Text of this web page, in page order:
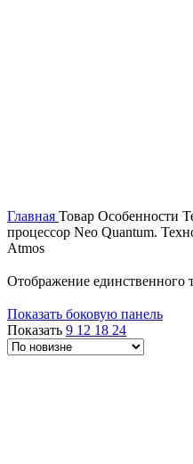
Главная Товар Особенности
процессор Neo Quantum.
Atmos
Отображение единственного
Показать боковую панель
Показать 9 12 18 24